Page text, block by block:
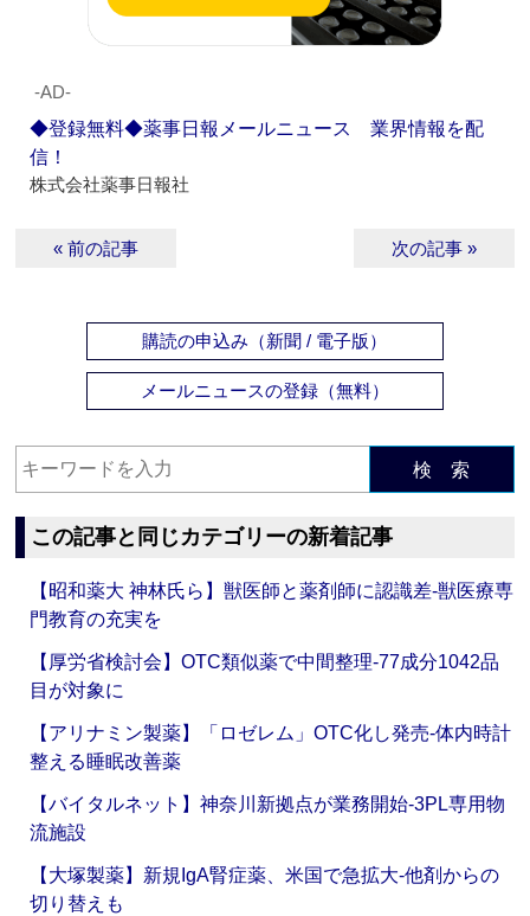
‐AD‐
◆登録無料◆薬事日報メールニュース 業界情報を配
信！
株式会社薬事日報社
« 前の記事 次の記事 »
購読の申込み（新聞 / 電子版）
メールニュースの登録（無料）
検 索
この記事と同じカテゴリーの新着記事
【昭和薬大 神林氏ら】獣医師と薬剤師に認識差‐獣医療専
門教育の充実を
【厚労省検討会】OTC類似薬で中間整理‐77成分1042品
目が対象に
【アリナミン製薬】「ロゼレム」OTC化し発売‐体内時計
整える睡眠改善薬
【バイタルネット】神奈川新拠点が業務開始‐3PL専用物
流施設
【大塚製薬】新規IgA腎症薬、米国で急拡大‐他剤からの
切り替えも